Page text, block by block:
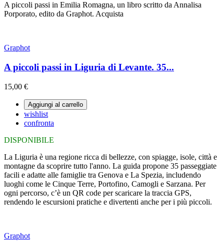
A piccoli passi in Emilia Romagna, un libro scritto da Annalisa
Porporato, edito da Graphot. Acquista
Graphot
A piccoli passi in Liguria di Levante. 35...
15,00 €
Aggiungi al carrello
wishlist
confronta
DISPONIBILE
La Liguria è una regione ricca di bellezze, con spiagge, isole, città e
montagne da scoprire tutto l'anno. La guida propone 35 passeggiate
facili e adatte alle famiglie tra Genova e La Spezia, includendo
luoghi come le Cinque Terre, Portofino, Camogli e Sarzana. Per
ogni percorso, c’è un QR code per scaricare la traccia GPS,
rendendo le escursioni pratiche e divertenti anche per i più piccoli.
Graphot